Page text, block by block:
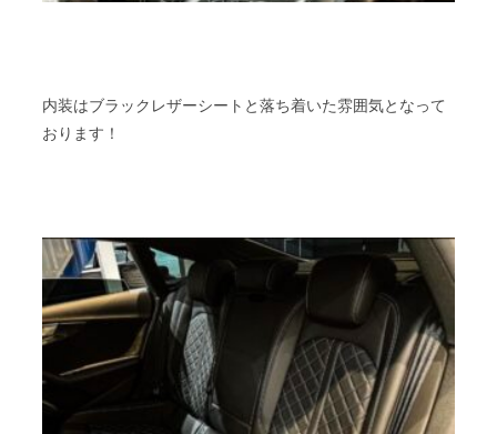
内装はブラックレザーシートと落ち着いた雰囲気となって
おります！